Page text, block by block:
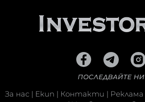
ПОСЛЕДВАЙТЕ НИ
За нас | Екип | Контакти | Реклама